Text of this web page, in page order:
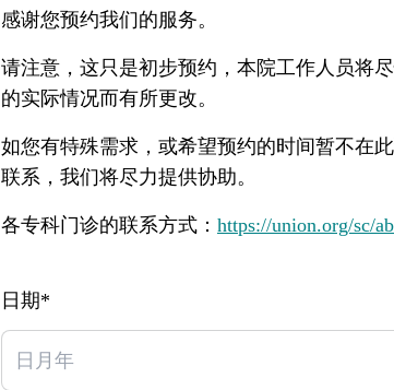
感谢您预约我们的服务。
请注意，这只是初步预约，本院工作人员将
的实际情况而有所更改。
如您有特殊需求，或希望预约的时间暂不在
联系，我们将尽力提供协助。
各专科门诊的联系方式： https://union.org/sc/
日期*